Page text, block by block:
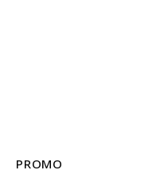
PROMO